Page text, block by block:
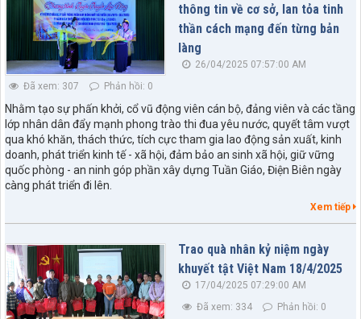
thông tin về cơ sở, lan tỏa tinh
thần cách mạng đến từng bản
làng
26/04/2025 07:57:00 AM
Đã xem: 307
Phản hồi: 0
Nhằm tạo sự phấn khởi, cổ vũ động viên cán bộ, đảng viên và các tầng
lớp nhân dân đẩy mạnh phong trào thi đua yêu nước, quyết tâm vượt
qua khó khăn, thách thức, tích cực tham gia lao động sản xuất, kinh
doanh, phát triển kinh tế - xã hội, đảm bảo an sinh xã hội, giữ vững
quốc phòng - an ninh góp phần xây dựng Tuần Giáo, Điện Biên ngày
càng phát triển đi lên.
Xem tiếp
Trao quà nhân kỷ niệm ngày
khuyết tật Việt Nam 18/4/2025
17/04/2025 07:29:00 AM
Đã xem: 334
Phản hồi: 0